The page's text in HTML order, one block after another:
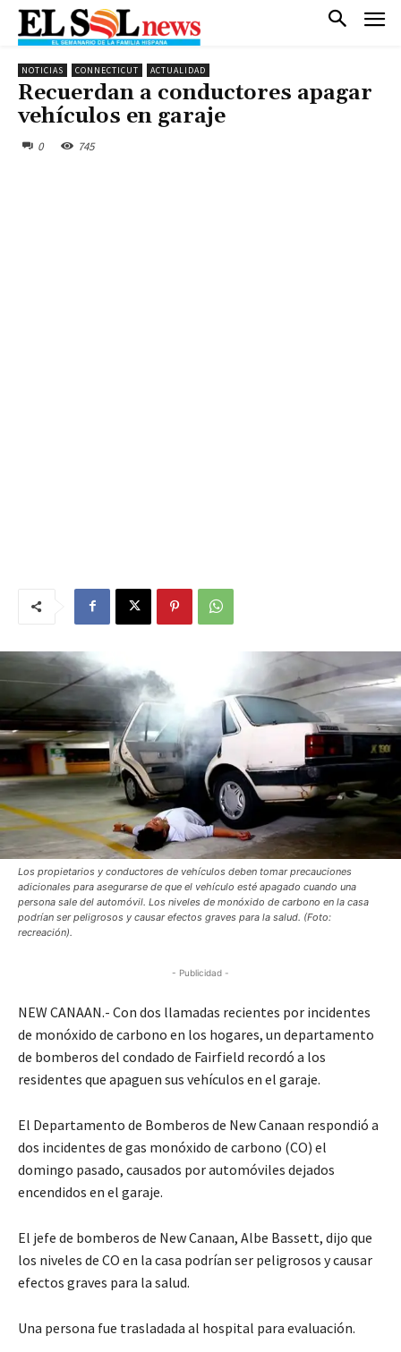
NOTICIAS CONNECTICUT ACTUALIDAD
Recuerdan a conductores apagar
vehículos en garaje
0 745
Los propietarios y conductores de vehículos deben tomar precauciones
adicionales para asegurarse de que el vehículo esté apagado cuando una
persona sale del automóvil. Los niveles de monóxido de carbono en la casa
podrían ser peligrosos y causar efectos graves para la salud. (Foto:
recreación).
- Publicidad -
NEW CANAAN.- Con dos llamadas recientes por incidentes
de monóxido de carbono en los hogares, un departamento
de bomberos del condado de Fairfield recordó a los
residentes que apaguen sus vehículos en el garaje.
El Departamento de Bomberos de New Canaan respondió a
dos incidentes de gas monóxido de carbono (CO) el
domingo pasado, causados por automóviles dejados
encendidos en el garaje.
El jefe de bomberos de New Canaan, Albe Bassett, dijo que
los niveles de CO en la casa podrían ser peligrosos y causar
efectos graves para la salud.
Una persona fue trasladada al hospital para evaluación.